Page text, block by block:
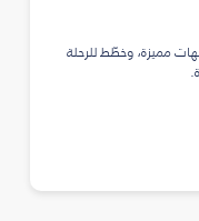
مميزة، وخطّط للرحلة